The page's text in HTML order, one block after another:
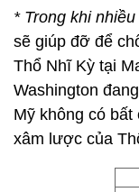
* Trong khi
sẽ giúp đỡ để
Thổ Nhĩ Kỳ tại
Washington
Mỹ không có bất
xâm lược của